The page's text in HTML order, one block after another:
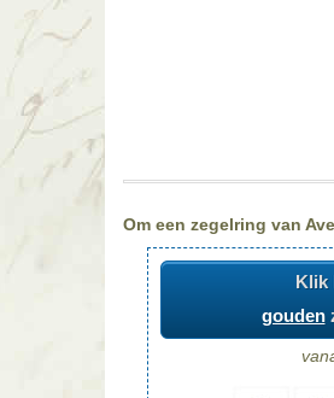
Om een zegelring van
Klik
gouden